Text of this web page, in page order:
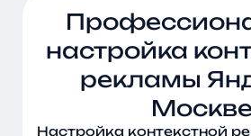
настройка
рекламы
Москве
Настройка контекстной